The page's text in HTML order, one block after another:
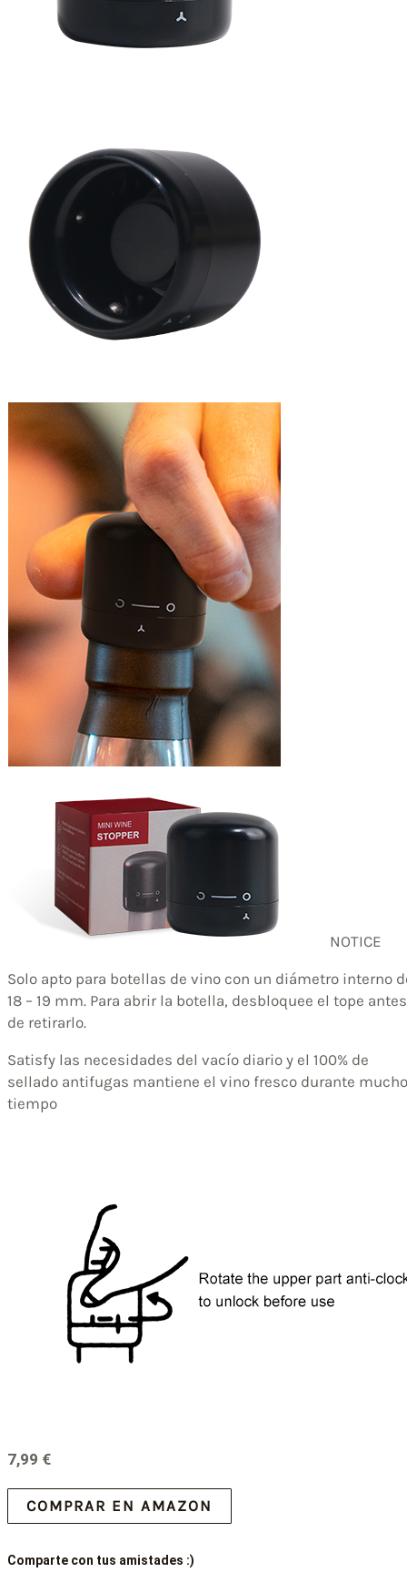
NOTICE
Solo apto para botellas de vino con un diámetro interno
18 – 19 mm. Para abrir la botella, desbloquee el tope antes
de retirarlo.
Satisfy las necesidades del vacío diario y el 100% de
sellado antifugas mantiene el vino fresco durante mucho
tiempo
7,99 €
COMPRAR EN AMAZON
Comparte con tus amistades :)